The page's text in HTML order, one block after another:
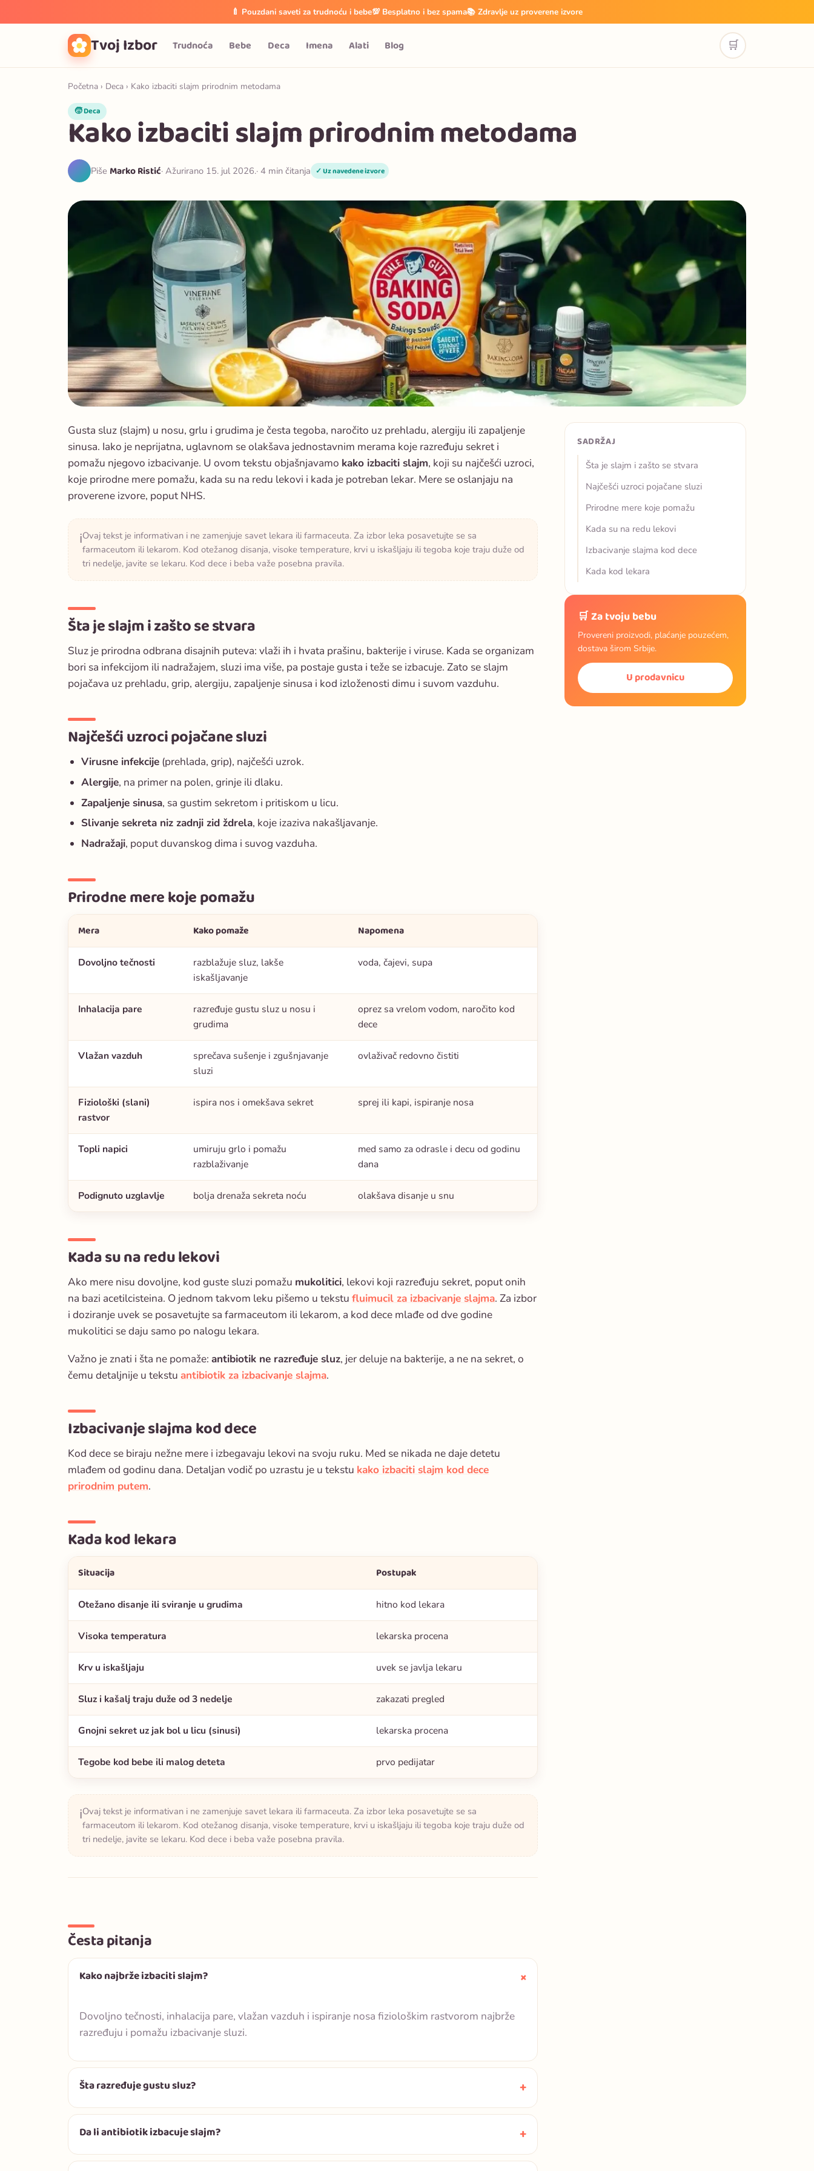
🍼 Pouzdani saveti za trudnoću i bebe💯 Besplatno i bez spama📚 Zdravlje uz proverene izvore
Tvoj Izbor Trudnoća Bebe Deca Imena Alati Blog 🛒
Početna › Deca › Kako izbaciti slajm prirodnim metodama
🧒 Deca
Kako izbaciti slajm prirodnim metodama
Piše Marko Ristić· Ažurirano 15. jul 2026.· 4 min čitanja ✓ Uz navedene izvore
Gusta sluz (slajm) u nosu, grlu i grudima je česta tegoba, naročito uz prehladu, alergiju ili zapaljenje
sinusa. Iako je neprijatna, uglavnom se olakšava jednostavnim merama koje razređuju sekret i
pomažu njegovo izbacivanje. U ovom tekstu objašnjavamo kako izbaciti slajm, koji su najčešći uzroci,
koje prirodne mere pomažu, kada su na redu lekovi i kada je potreban lekar. Mere se oslanjaju na
proverene izvore, poput NHS.
ℹ️Ovaj tekst je informativan i ne zamenjuje savet lekara ili farmaceuta. Za izbor leka posavetujte se sa
farmaceutom ili lekarom. Kod otežanog disanja, visoke temperature, krvi u iskašljaju ili tegoba koje traju duže od
tri nedelje, javite se lekaru. Kod dece i beba važe posebna pravila.
Šta je slajm i zašto se stvara
Sluz je prirodna odbrana disajnih puteva: vlaži ih i hvata prašinu, bakterije i viruse. Kada se organizam
bori sa infekcijom ili nadražajem, sluzi ima više, pa postaje gusta i teže se izbacuje. Zato se slajm
pojačava uz prehladu, grip, alergiju, zapaljenje sinusa i kod izloženosti dimu i suvom vazduhu.
Najčešći uzroci pojačane sluzi
Virusne infekcije (prehlada, grip), najčešći uzrok.
Alergije, na primer na polen, grinje ili dlaku.
Zapaljenje sinusa, sa gustim sekretom i pritiskom u licu.
Slivanje sekreta niz zadnji zid ždrela, koje izaziva nakašljavanje.
Nadražaji, poput duvanskog dima i suvog vazduha.
Prirodne mere koje pomažu
Mera Kako pomaže Napomena
Dovoljno tečnosti
razblažuje sluz, lakše
iskašljavanje
voda, čajevi, supa
Inhalacija pare
razređuje gustu sluz u nosu i
grudima
oprez sa vrelom vodom, naročito kod
dece
Vlažan vazduh
sprečava sušenje i zgušnjavanje
sluzi
ovlaživač redovno čistiti
Fiziološki (slani)
rastvor
ispira nos i omekšava sekret sprej ili kapi, ispiranje nosa
Topli napici
umiruju grlo i pomažu
razblaživanje
med samo za odrasle i decu od godinu
dana
Podignuto uzglavlje bolja drenaža sekreta noću olakšava disanje u snu
Kada su na redu lekovi
Ako mere nisu dovoljne, kod guste sluzi pomažu mukolitici, lekovi koji razređuju sekret, poput onih
na bazi acetilcisteina. O jednom takvom leku pišemo u tekstu fluimucil za izbacivanje slajma. Za izbor
i doziranje uvek se posavetujte sa farmaceutom ili lekarom, a kod dece mlađe od dve godine
mukolitici se daju samo po nalogu lekara.
Važno je znati i šta ne pomaže: antibiotik ne razređuje sluz, jer deluje na bakterije, a ne na sekret, o
čemu detaljnije u tekstu antibiotik za izbacivanje slajma.
Izbacivanje slajma kod dece
Kod dece se biraju nežne mere i izbegavaju lekovi na svoju ruku. Med se nikada ne daje detetu
mlađem od godinu dana. Detaljan vodič po uzrastu je u tekstu kako izbaciti slajm kod dece
prirodnim putem.
Kada kod lekara
Situacija Postupak
Otežano disanje ili sviranje u grudima hitno kod lekara
Visoka temperatura lekarska procena
Krv u iskašljaju uvek se javlja lekaru
Sluz i kašalj traju duže od 3 nedelje zakazati pregled
Gnojni sekret uz jak bol u licu (sinusi) lekarska procena
Tegobe kod bebe ili malog deteta prvo pedijatar
ℹ️Ovaj tekst je informativan i ne zamenjuje savet lekara ili farmaceuta. Za izbor leka posavetujte se sa
farmaceutom ili lekarom. Kod otežanog disanja, visoke temperature, krvi u iskašljaju ili tegoba koje traju duže od
tri nedelje, javite se lekaru. Kod dece i beba važe posebna pravila.
Česta pitanja
Kako najbrže izbaciti slajm?
Dovoljno tečnosti, inhalacija pare, vlažan vazduh i ispiranje nosa fiziološkim rastvorom najbrže
razređuju i pomažu izbacivanje sluzi.
Šta razređuje gustu sluz?
Da li antibiotik izbacuje slajm?
SADRŽAJ
Šta je slajm i zašto se stvara
Najčešći uzroci pojačane sluzi
Prirodne mere koje pomažu
Kada su na redu lekovi
Izbacivanje slajma kod dece
Kada kod lekara
🛒 Za tvoju bebu
Provereni proizvodi, plaćanje pouzećem,
dostava širom Srbije.
U prodavnicu